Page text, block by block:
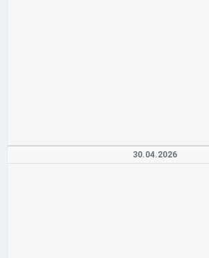
30.04.2026